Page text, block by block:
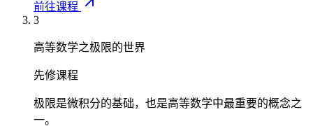
前往课程
3
高等数学之极限的世界
先修课程
极限是微积分的基础，也是高等数学中最重要的概念之
一。